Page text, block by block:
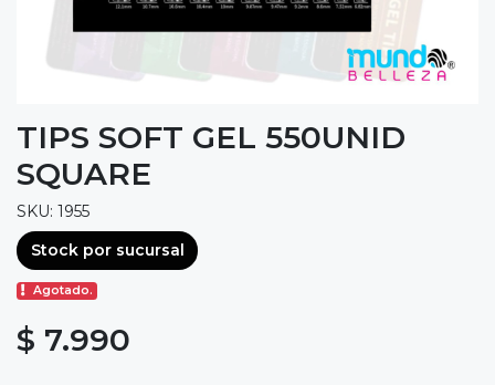
TIPS SOFT GEL 550UNID
SQUARE
SKU: 1955
Stock por sucursal
Agotado.
$ 7.990